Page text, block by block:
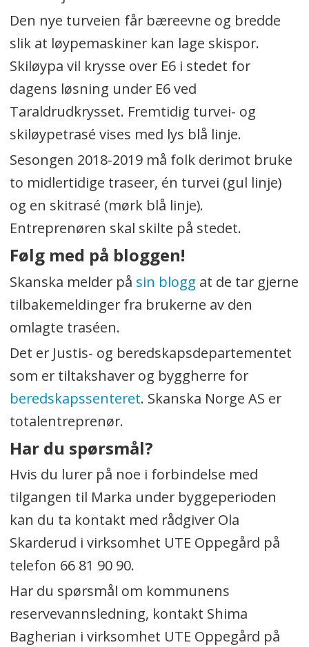
Den nye turveien får bæreevne og bredde
slik at løypemaskiner kan lage skispor.
Skiløypa vil krysse over E6 i stedet for
dagens løsning under E6 ved
Taraldrudkrysset. Fremtidig turvei- og
skiløypetrasé vises med lys blå linje.
Sesongen 2018-2019 må folk derimot bruke
to midlertidige traseer, én turvei (gul linje)
og en skitrasé (mørk blå linje).
Entreprenøren skal skilte på stedet.
Følg med på bloggen!
Skanska melder på sin blogg at de tar gjerne
tilbakemeldinger fra brukerne av den
omlagte traséen.
Det er Justis- og beredskapsdepartementet
som er tiltakshaver og byggherre for
beredskapssenteret. Skanska Norge AS er
totalentreprenør.
Har du spørsmål?
Hvis du lurer på noe i forbindelse med
tilgangen til Marka under byggeperioden
kan du ta kontakt med rådgiver Ola
Skarderud i virksomhet UTE Oppegård på
telefon 66 81 90 90.
Har du spørsmål om kommunens
reservevannsledning, kontakt Shima
Bagherian i virksomhet UTE Oppegård på